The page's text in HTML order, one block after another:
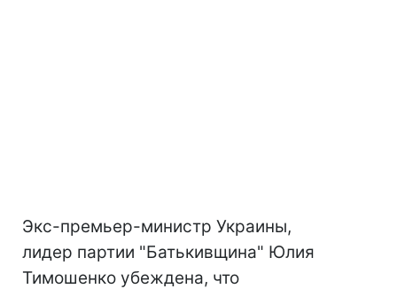
Экс-премьер-министр Украины,
лидер партии "Батькивщина" Юлия
Тимошенко убеждена, что